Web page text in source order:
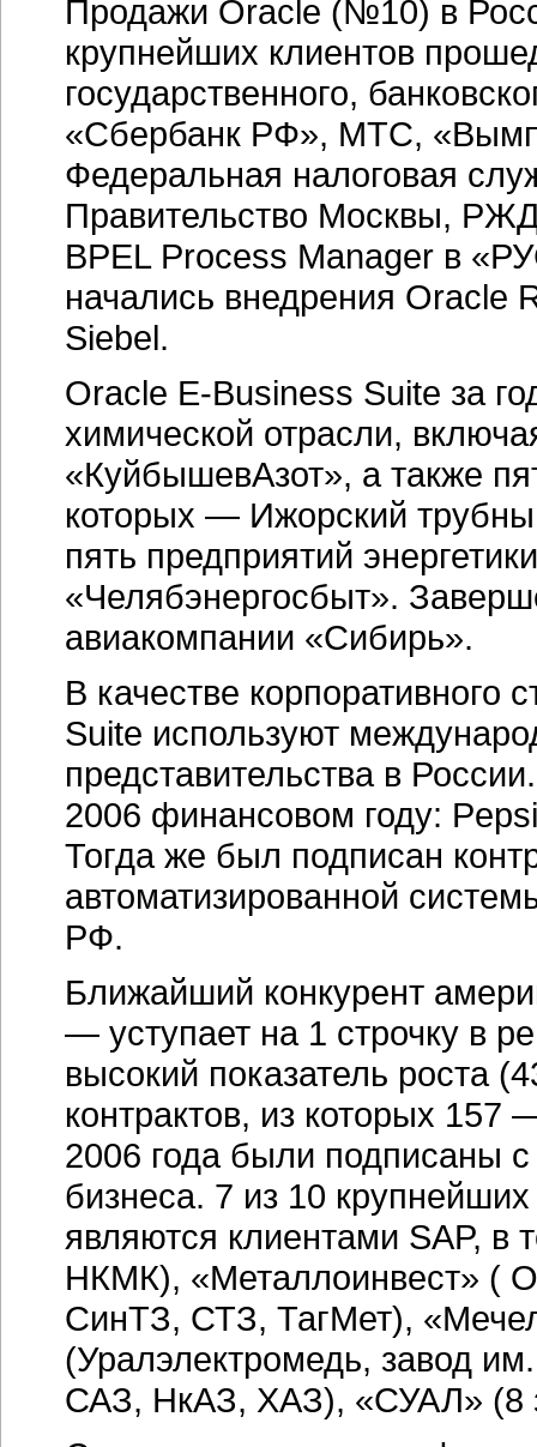
Продажи Oracle (№10) в
крупнейших клиентов
государственного,
«Сбербанк РФ», МТС,
Федеральная налоговая
Правительство Москвы,
BPEL Process Manager в
начались внедрения Oracle
Siebel.
Oracle E-Business Suite за
химической отрасли,
«КуйбышевАзот», а также
которых — Ижорский
пять предприятий
«Челябэнергосбыт».
авиакомпании «Сибирь».
В качестве корпоративного
Suite используют
представительства в
2006 финансовом году:
Тогда же был подписан
автоматизированной
РФ.
Ближайший конкурент
— уступает на 1 строчку в
высокий показатель роста
контрактов, из которых
2006 года были подписаны
бизнеса. 7 из 10
являются клиентами SAP,
НКМК), «Металлоинвест» (
СинТЗ, СТЗ, ТагМет),
(Уралэлектромедь, завод
САЗ, НкАЗ, ХАЗ), «СУАЛ» (8